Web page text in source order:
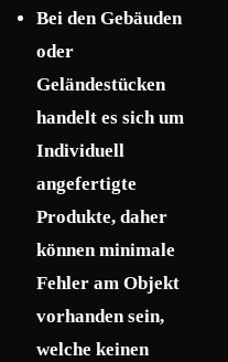
Bei den Gebäuden
oder
Geländestücken
handelt es sich um
Individuell
angefertigte
Produkte, daher
können minimale
Fehler am Objekt
vorhanden sein,
welche keinen